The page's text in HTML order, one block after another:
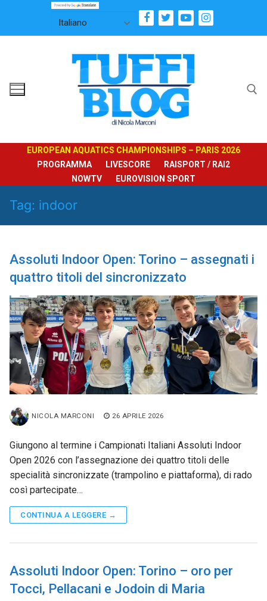
contenuto
EUROPEAN AQUATICS CHAMPIONSHIPS – PARIS 2026
PROGRAMMA
LIVESCORE
RAISPORT / RAI2
NOWTV
EUROVISION SPORT
Tag: indoor
Assoluti Indoor Open: Torino – assegnati i
quattro titoli del sincronizzato
NICOLA MARCONI 26 APRILE 2026
Giungono al termine i Campionati Italiani Assoluti Indoor
Open 2026 con l’assegnazione dei quattro titoli delle
specialità sincronizzate (trampolino e piattaforma), di rado
così partecipate…
CONTINUA A LEGGERE →
Assoluti Indoor Open: Torino – oro per
Tocci, Pellacani e Jodoin di Maria